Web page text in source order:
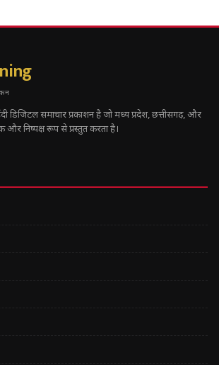
डिजिटल समाचार प्रकाशन है जो मध्य प्रदेश, छत्तीसगढ़, और
निष्पक्ष रूप से प्रस्तुत करता है।